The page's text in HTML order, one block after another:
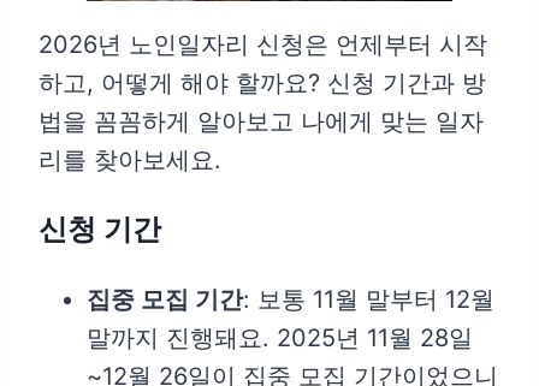
2026년 노인일자리 신청은 언제부터 시작
하고, 어떻게 해야 할까요? 신청 기간과 방
법을 꼼꼼하게 알아보고 나에게 맞는 일자
리를 찾아보세요.
신청 기간
집중 모집 기간: 보통 11월 말부터 12월
말까지 진행돼요. 2025년 11월 28일
~12월 26일이 집중 모집 기간이었으니